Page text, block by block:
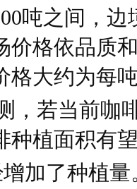
吨之间，
价格依品质
大约为每
，若当前咖
种植面积有
加了种植